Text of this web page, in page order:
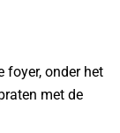
foyer, onder het
met de